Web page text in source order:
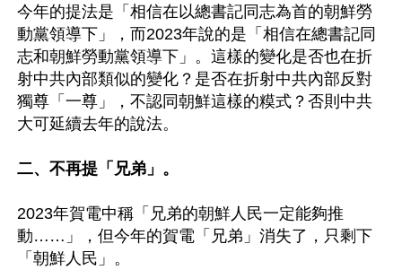
今年的提法是「相信在以總書記同志為首的朝鮮勞
動黨領導下」，而2023年說的是「相信在總書記同
志和朝鮮勞動黨領導下」。這樣的變化是否也在折
射中共內部類似的變化？是否在折射中共內部反對
獨尊「一尊」，不認同朝鮮這樣的糢式？否則中共
大可延續去年的說法。
二、不再提「兄弟」。
2023年賀電中稱「兄弟的朝鮮人民一定能夠推
動……」，但今年的賀電「兄弟」消失了，只剩下
「朝鮮人民」。